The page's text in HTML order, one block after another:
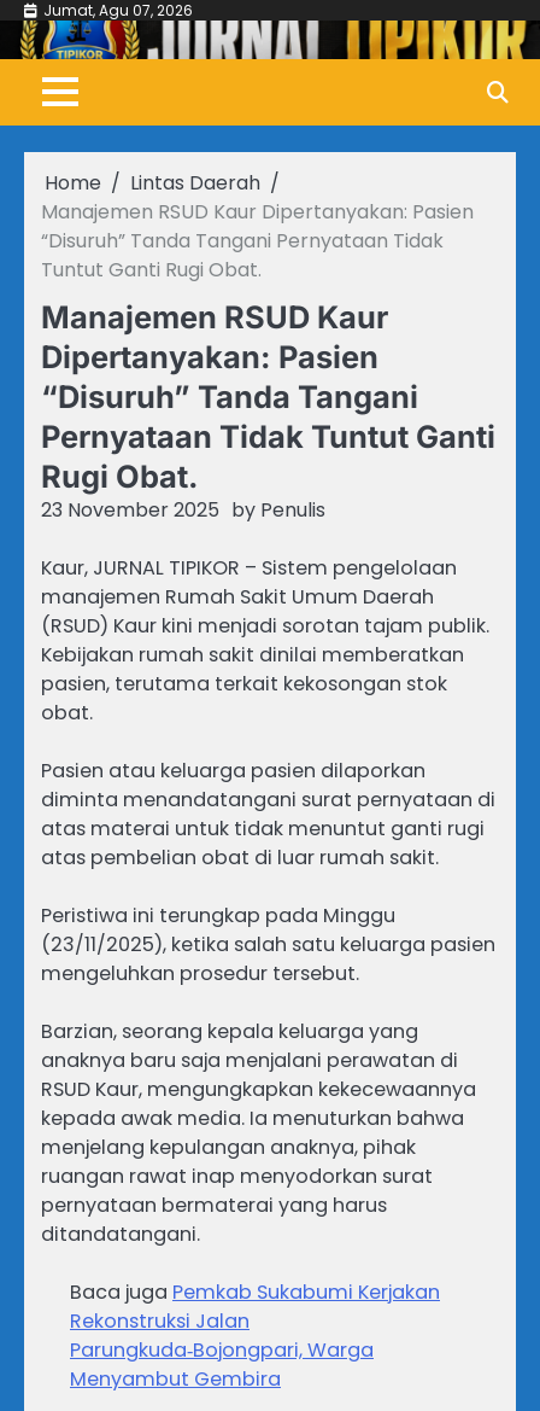
Skip
content
Jumat, Agu 07, 2026
Home
Lintas Daerah
Manajemen RSUD Kaur Dipertanyakan: Pasien
“Disuruh” Tanda Tangani Pernyataan Tidak
Tuntut Ganti Rugi Obat.
Manajemen RSUD Kaur
Dipertanyakan: Pasien
“Disuruh” Tanda Tangani
Pernyataan Tidak Tuntut Ganti
Rugi Obat.
23 November 2025 by Penulis
Kaur, JURNAL TIPIKOR – Sistem pengelolaan
manajemen Rumah Sakit Umum Daerah
(RSUD) Kaur kini menjadi sorotan tajam publik.
Kebijakan rumah sakit dinilai memberatkan
pasien, terutama terkait kekosongan stok
obat.
Pasien atau keluarga pasien dilaporkan
diminta menandatangani surat pernyataan di
atas materai untuk tidak menuntut ganti rugi
atas pembelian obat di luar rumah sakit.
​Peristiwa ini terungkap pada Minggu
(23/11/2025), ketika salah satu keluarga pasien
mengeluhkan prosedur tersebut.
​Barzian, seorang kepala keluarga yang
anaknya baru saja menjalani perawatan di
RSUD Kaur, mengungkapkan kekecewaannya
kepada awak media. Ia menuturkan bahwa
menjelang kepulangan anaknya, pihak
ruangan rawat inap menyodorkan surat
pernyataan bermaterai yang harus
ditandatangani.
Baca juga Pemkab Sukabumi Kerjakan
Rekonstruksi Jalan
Parungkuda‑Bojongpari, Warga
Menyambut Gembira